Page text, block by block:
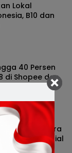
Lokal
B10 dan
40 Persen
di Shopee dan
Berkendara
Spesial